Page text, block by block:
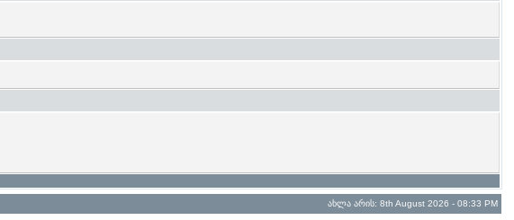
ახლა არის: 8th August 2026 - 08:33 PM